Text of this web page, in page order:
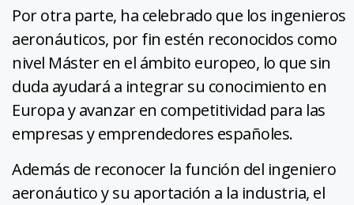
Por otra parte, ha celebrado que los ingenieros
aeronáuticos, por fin estén reconocidos como
nivel Máster en el ámbito europeo, lo que sin
duda ayudará a integrar su conocimiento en
Europa y avanzar en competitividad para las
empresas y emprendedores españoles.
Además de reconocer la función del ingeniero
aeronáutico y su aportación a la industria, el